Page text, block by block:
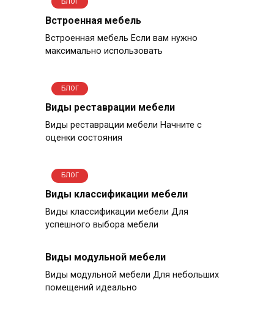
Встроенная мебель
Встроенная мебель Если вам нужно
максимально использовать
БЛОГ
Виды реставрации мебели
Виды реставрации мебели Начните с
оценки состояния
БЛОГ
Виды классификации мебели
Виды классификации мебели Для
успешного выбора мебели
Виды модульной мебели
Виды модульной мебели Для небольших
помещений идеально